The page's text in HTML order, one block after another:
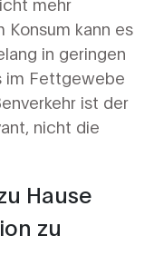
Konsum kann es
in geringen
im Fettgewebe
ist der
nicht die
Hause
zu